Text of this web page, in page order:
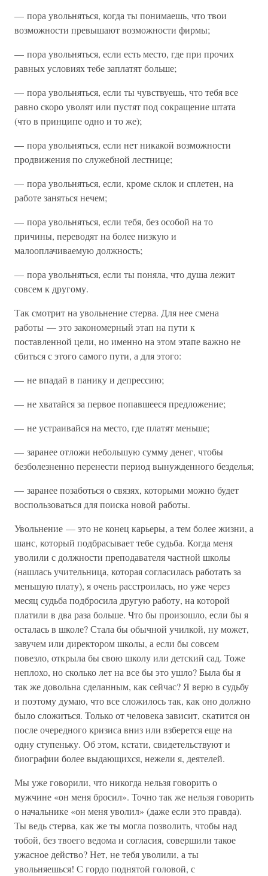
— пора увольняться, когда ты понимаешь, что твои
возможности превышают возможности фирмы;
— пора увольняться, если есть место, где при прочих
равных условиях тебе заплатят больше;
— пора увольняться, если ты чувствуешь, что тебя все
равно скоро уволят или пустят под сокращение штата
(что в принципе одно и то же);
— пора увольняться, если нет никакой возможности
продвижения по служебной лестнице;
— пора увольняться, если, кроме склок и сплетен, на
работе заняться нечем;
— пора увольняться, если тебя, без особой на то
причины, переводят на более низкую и
малооплачиваемую должность;
— пора увольняться, если ты поняла, что душа лежит
совсем к другому.
Так смотрит на увольнение стерва. Для нее смена
работы — это закономерный этап на пути к
поставленной цели, но именно на этом этапе важно не
сбиться с этого самого пути, а для этого:
— не впадай в панику и депрессию;
— не хватайся за первое попавшееся предложение;
— не устраивайся на место, где платят меньше;
— заранее отложи небольшую сумму денег, чтобы
безболезненно перенести период вынужденного безделья;
— заранее позаботься о связях, которыми можно будет
воспользоваться для поиска новой работы.
Увольнение — это не конец карьеры, а тем более жизни, а
шанс, который подбрасывает тебе судьба. Когда меня
уволили с должности преподавателя частной школы
(нашлась учительница, которая согласилась работать за
меньшую плату), я очень расстроилась, но уже через
месяц судьба подбросила другую работу, на которой
платили в два раза больше. Что бы произошло, если бы я
осталась в школе? Стала бы обычной училкой, ну может,
завучем или директором школы, а если бы совсем
повезло, открыла бы свою школу или детский сад. Тоже
неплохо, но сколько лет на все бы это ушло? Была бы я
так же довольна сделанным, как сейчас? Я верю в судьбу
и поэтому думаю, что все сложилось так, как оно должно
было сложиться. Только от человека зависит, скатится он
после очередного кризиса вниз или взберется еще на
одну ступеньку. Об этом, кстати, свидетельствуют и
биографии более выдающихся, нежели я, деятелей.
Мы уже говорили, что никогда нельзя говорить о
мужчине «он меня бросил». Точно так же нельзя говорить
о начальнике «он меня уволил» (даже если это правда).
Ты ведь стерва, как же ты могла позволить, чтобы над
тобой, без твоего ведома и согласия, совершили такое
ужасное действо? Нет, не тебя уволили, а ты
увольняешься! С гордо поднятой головой, с